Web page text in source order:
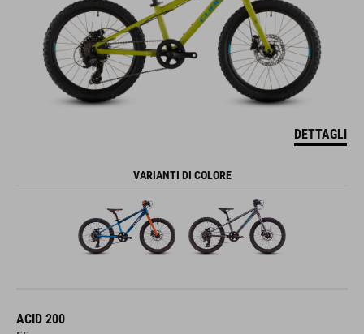
DETTAGLI
VARIANTI DI COLORE
ACID 200